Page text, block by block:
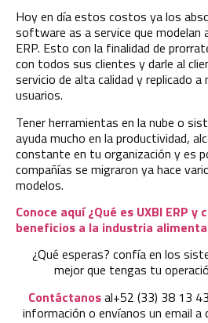
Hoy en día estos costos ya los
software as a service que modelan
ERP. Esto con la finalidad de
con todos sus clientes y darle al
servicio de alta calidad y replicado a
usuarios.
Tener herramientas en la nube o
ayuda mucho en la productividad,
constante en tu organización y es
compañías se migraron ya hace
modelos.
Conoce aquí ¿Qué es UXBI ERP y
beneficios a la industria
¿Qué esperas? confía en los
mejor que tengas tu
Contáctanosal+52 (33) 38 13
información o envíanos un email a